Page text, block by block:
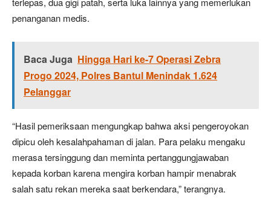
penanganan medis.
Baca Juga Hingga Hari ke-7 Operasi Zebra
Progo 2024, Polres Bantul Menindak 1.624
Pelanggar
“Hasil pemeriksaan mengungkap bahwa aksi pengeroyokan
dipicu oleh kesalahpahaman di jalan. Para pelaku mengaku
merasa tersinggung dan meminta pertanggungjawaban
kepada korban karena mengira korban hampir menabrak
salah satu rekan mereka saat berkendara,” terangnya.